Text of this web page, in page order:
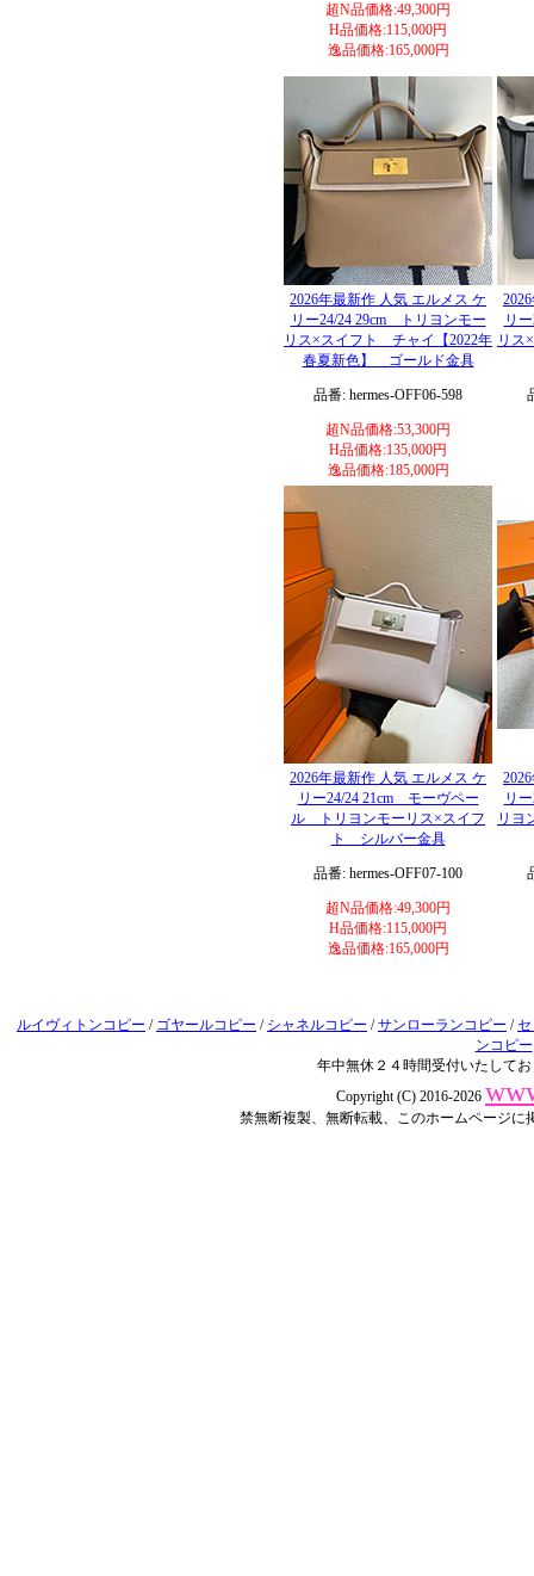
超N品価格:49,300円
H品価格:115,000円
逸品価格:165,000円
2026年最新作 人気 エルメス ケ
リー24/24 29cm トリヨンモー
リス×スイフト チャイ【2022年
春夏新色】 ゴールド金具
品番: hermes-OFF06-598
超N品価格:53,300円
H品価格:135,000円
逸品価格:185,000円
リ
リス
2026年最新作 人気 エルメス ケ
リー24/24 21cm モーヴペー
ル トリヨンモーリス×スイフ
ト シルバー金具
品番: hermes-OFF07-100
超N品価格:49,300円
H品価格:115,000円
逸品価格:165,000円
リ
リヨ
ルイヴィトンコピー / ゴヤールコピー / シャネルコピー /サンローランコピー /
ンコピー
年中無休２４時間受付いたして
Copyright (C) 2016-2026
禁無断複製、無断転載、このホームページ